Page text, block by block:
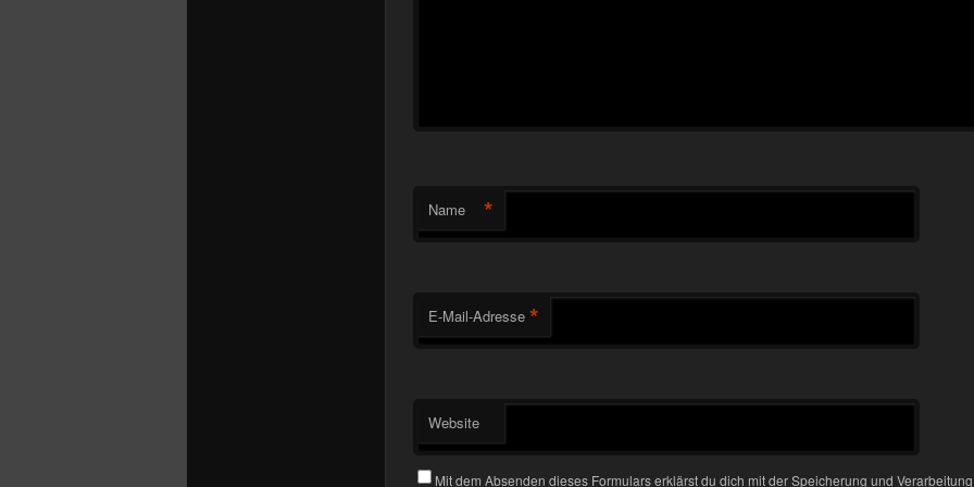
Name *
E-Mail-Adresse *
Website
Mit dem Absenden dieses Formulars erklärst du dich mit der Speicherung und